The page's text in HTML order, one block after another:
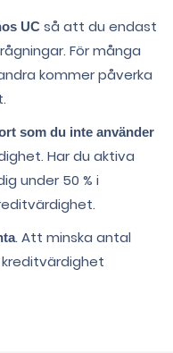
UC så att du endast
För många
kommer påverka
som du inte använder
Har du aktiva
under 50 % i
. Att minska antal
kreditvärdighet